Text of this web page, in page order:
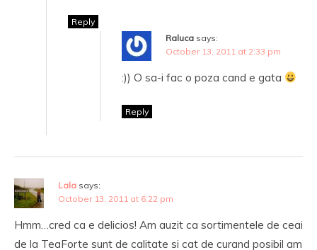
Reply
Raluca says:
October 13, 2011 at 2:33 pm
:)) O sa-i fac o poza cand e gata
Reply
Lala says:
October 13, 2011 at 6:22 pm
Hmm…cred ca e delicios! Am auzit ca sortimentele de ceai
de la TeaForte sunt de calitate si cat de curand posibil am